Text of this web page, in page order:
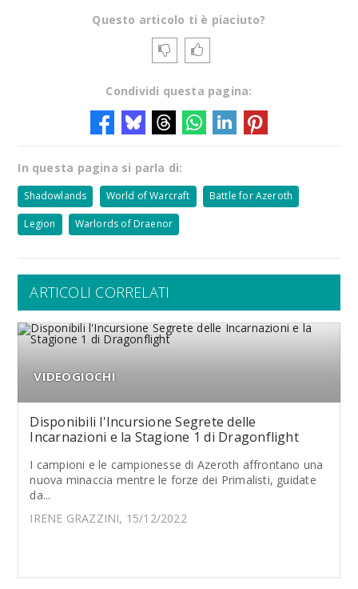
Questo articolo ti è piaciuto?
Condividi questa pagina:
In questa pagina si parla di:
Shadowlands World of Warcraft Battle for Azeroth
Legion Warlords of Draenor
ARTICOLI CORRELATI
VIDEOGIOCHI
Disponibili l'Incursione Segrete delle
Incarnazioni e la Stagione 1 di Dragonflight
I campioni e le campionesse di Azeroth affrontano una
nuova minaccia mentre le forze dei Primalisti, guidate
da...
IRENE GRAZZINI, 15/12/2022